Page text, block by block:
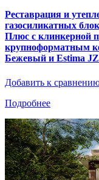
Реставрация и
газосиликатных
Плюс с клинкерной
крупноформатным
Бежевый и Estima
Добавить к
Подробнее